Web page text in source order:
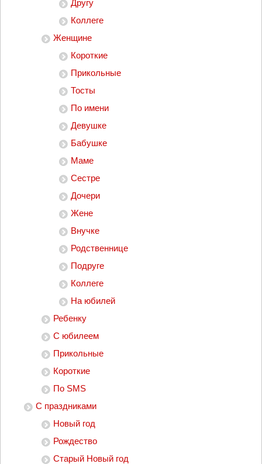
Другу
Коллеге
Женщине
Короткие
Прикольные
Тосты
По имени
Девушке
Бабушке
Маме
Сестре
Дочери
Жене
Внучке
Родственнице
Подруге
Коллеге
На юбилей
Ребенку
С юбилеем
Прикольные
Короткие
По SMS
С праздниками
Новый год
Рождество
Старый Новый год